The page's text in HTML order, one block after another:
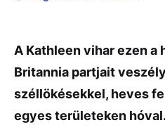
A Kathleen vihar ezen a
Britannia partjait
széllökésekkel, heves
egyes területeken